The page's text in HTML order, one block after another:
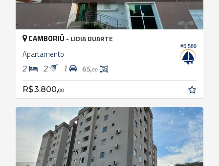
#5.589
CAMBORIÚ - LIDIA DUARTE
Apartamento
2 2 1 65,00
R$ 3.800,00